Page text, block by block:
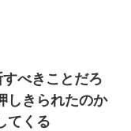
っかり女叩きに洗脳
たいと言い出した。
ｗｗ」と断った女性
れ狂い、｢嫁さん、俺
った→
べきことだろ
しきられたのか
てくる